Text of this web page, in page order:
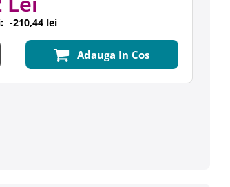
-210,44 lei
Adauga In Cos